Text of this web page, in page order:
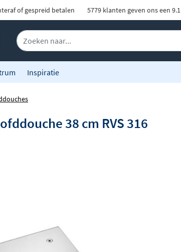
of gespreid betalen 5779 klanten geven ons een 9.1
Inspiratie
38 cm RVS 316